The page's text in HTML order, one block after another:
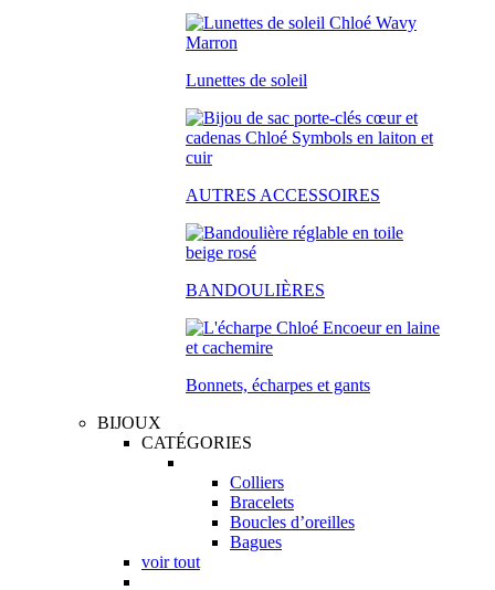
Lunettes de soleil
AUTRES ACCESSOIRES
BANDOULIÈRES
Bonnets, écharpes et gants
BIJOUX
CATÉGORIES
Colliers
Bracelets
Boucles d’oreilles
Bagues
voir tout